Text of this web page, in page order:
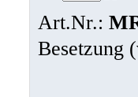
Art.Nr.:
Besetzung